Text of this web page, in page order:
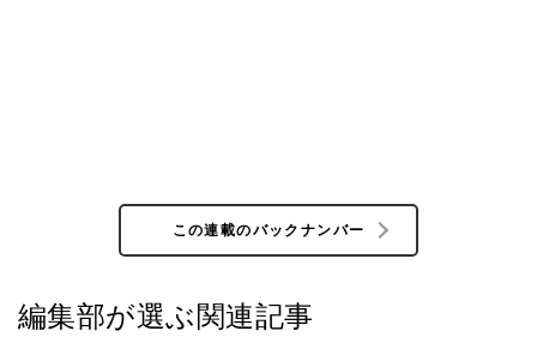
この連載のバックナンバー
編集部が選ぶ関連記事